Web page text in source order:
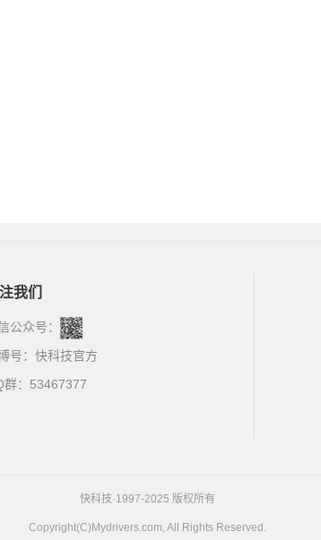
我们
公众号：
号： 快科技官方
群：53467377
快科技·1997-2025 版权所有
Copyright(C)Mydrivers.com, All Rights Reserved.